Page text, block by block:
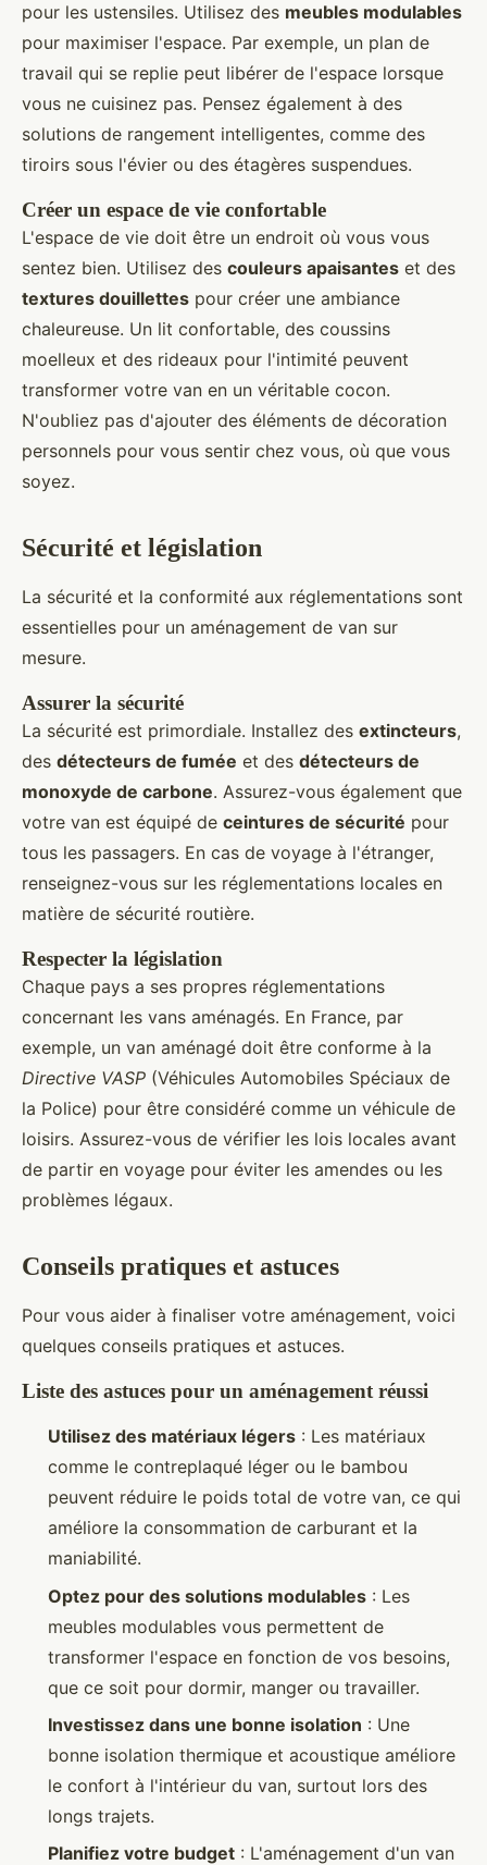
pour les ustensiles. Utilisez des meubles modulables
pour maximiser l'espace. Par exemple, un plan de
travail qui se replie peut libérer de l'espace lorsque
vous ne cuisinez pas. Pensez également à des
solutions de rangement intelligentes, comme des
tiroirs sous l'évier ou des étagères suspendues.
Créer un espace de vie confortable
L'espace de vie doit être un endroit où vous vous
sentez bien. Utilisez des couleurs apaisantes et des
textures douillettes pour créer une ambiance
chaleureuse. Un lit confortable, des coussins
moelleux et des rideaux pour l'intimité peuvent
transformer votre van en un véritable cocon.
N'oubliez pas d'ajouter des éléments de décoration
personnels pour vous sentir chez vous, où que vous
soyez.
Sécurité et législation
La sécurité et la conformité aux réglementations sont
essentielles pour un aménagement de van sur
mesure.
Assurer la sécurité
La sécurité est primordiale. Installez des extincteurs,
des détecteurs de fumée et des détecteurs de
monoxyde de carbone. Assurez-vous également que
votre van est équipé de ceintures de sécurité pour
tous les passagers. En cas de voyage à l'étranger,
renseignez-vous sur les réglementations locales en
matière de sécurité routière.
Respecter la législation
Chaque pays a ses propres réglementations
concernant les vans aménagés. En France, par
exemple, un van aménagé doit être conforme à la
Directive VASP (Véhicules Automobiles Spéciaux de
la Police) pour être considéré comme un véhicule de
loisirs. Assurez-vous de vérifier les lois locales avant
de partir en voyage pour éviter les amendes ou les
problèmes légaux.
Conseils pratiques et astuces
Pour vous aider à finaliser votre aménagement, voici
quelques conseils pratiques et astuces.
Liste des astuces pour un aménagement réussi
Utilisez des matériaux légers : Les matériaux
comme le contreplaqué léger ou le bambou
peuvent réduire le poids total de votre van, ce qui
améliore la consommation de carburant et la
maniabilité.
Optez pour des solutions modulables : Les
meubles modulables vous permettent de
transformer l'espace en fonction de vos besoins,
que ce soit pour dormir, manger ou travailler.
Investissez dans une bonne isolation : Une
bonne isolation thermique et acoustique améliore
le confort à l'intérieur du van, surtout lors des
longs trajets.
Planifiez votre budget : L'aménagement d'un van